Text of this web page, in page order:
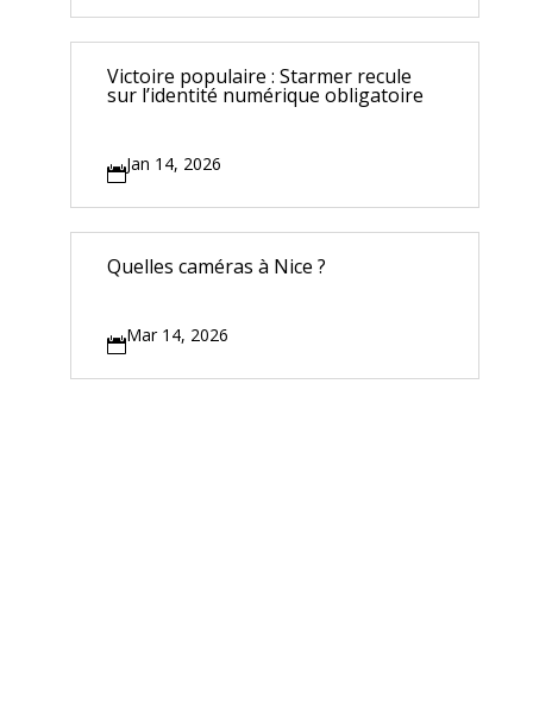
Victoire populaire : Starmer recule
sur l’identité numérique obligatoire
Jan 14, 2026
Quelles caméras à Nice ?
Mar 14, 2026